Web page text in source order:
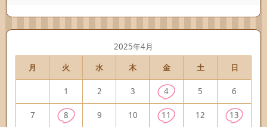
2025年4月
月
火 水 木 金 土 日
1 2 3 4 5 6
7 8 9 10 11 12 13